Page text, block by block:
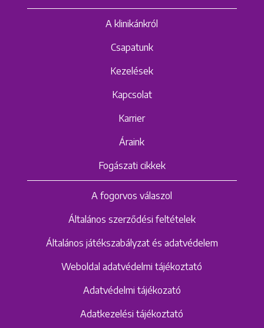
A klinikánkról
Csapatunk
Kezelések
Kapcsolat
Karrier
Áraink
Fogászati cikkek
A fogorvos válaszol
Általános szerződési feltételek
Általános játékszabályzat és adatvédelem
Weboldal adatvédelmi tájékoztató
Adatvédelmi tájékozató
Adatkezelési tájékoztató